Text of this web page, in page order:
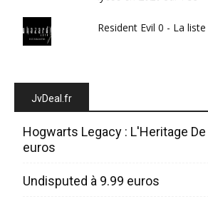
Resident Evil 0 - La
JvDeal.fr
Hogwarts Legacy : L'Heritage
euros
Undisputed à 9.99 euros